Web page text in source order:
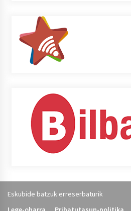
Eskubide batzuk erreserbaturik